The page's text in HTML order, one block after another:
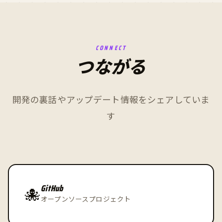
CONNECT
つながる
開発の裏話やアップデート情報をシェアしていま
す
🐙GitHub
オープンソースプロジェクト